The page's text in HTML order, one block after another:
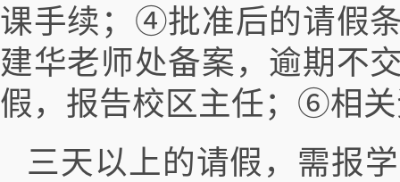
课手续；④批准后的请假
建华老师处备案，逾期不
假，报告校区主任；⑥相
三天以上的请假，需报